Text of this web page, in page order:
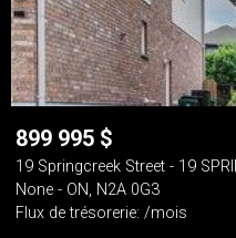
899 995 $
19 Springcreek Street - 19
None - ON, N2A 0G3
Flux de trésorerie: /mois